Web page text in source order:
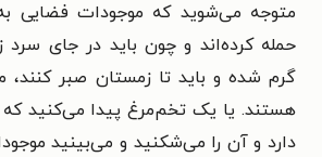
متوجه می‌شوید که موجودات فضایی
حمله کرده‌اند و چون باید در جای سرد
گرم شده و باید تا زمستان صبر کنند،
هستند. یا یک تخم‌مرغ پیدا می‌کنید که
دارد و آن را می‌شکنید و می‌بینید